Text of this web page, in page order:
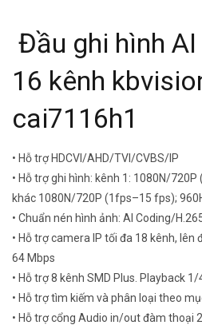
Đầu ghi hình AI
16 kênh
cai7116h1
• Hỗ trợ HDCVI/AHD/TVI/CVBS/IP
• Hỗ trợ ghi hình: kênh 1: 1080N/
khác 1080N/720P (1fps–15 fps);
• Chuẩn nén hình ảnh: AI Coding/
• Hỗ trợ camera IP tối đa 18 kênh, lên
64 Mbps
• Hỗ trợ 8 kênh SMD Plus. Playback
• Hỗ trợ tìm kiếm và phân loại theo
• Hỗ trợ cổng Audio in/out đàm thoại